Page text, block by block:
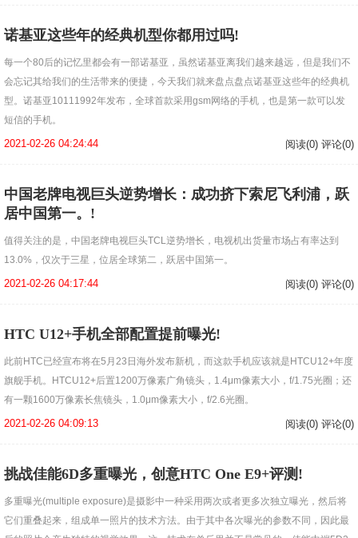
诺基亚这些年的经典机型你都用过吗!
每一个80后的记忆里都会有一部诺基亚，虽然诺基亚离我们越来越远，但是我们不
会忘记其给我们的生活带来的便捷，今天我们就来盘点盘点诺基亚这些年的经典机
型。诺基亚10111992年发布，全球首款采用gsm网络的手机，也是第一款可以发
短信的手机。
2021-02-26 04:24:44 阅读(0) 评论(0)
中国老牌电视巨头逆势增长：成功挤下索尼飞利浦，跃
居中国第一。!
值得关注的是，中国老牌电视巨头TCL逆势增长，电视机出货量市场占有率达到
13.0%，仅次于三星，位居全球第二，跃居中国第一。
2021-02-26 04:17:44 阅读(0) 评论(0)
HTC U12+手机全部配置提前曝光!
此前HTC已经宣布将在5月23日海外发布新机，而这款手机应该就是HTCU12+年度
旗舰手机。HTCU12+后置1200万像素广角镜头，1.4μm像素大小，f/1.75光圈；还
有一颗1600万像素长焦镜头，1.0μm像素大小，f/2.6光圈。
2021-02-26 04:09:13 阅读(0) 评论(0)
挑战佳能6D多重曝光，创意HTC One E9+评测!
多重曝光(multiple exposure)是摄影中一种采用两次或者更多次独立曝光，然后将
它们重叠起来，组成单一照片的技术方法。由于其中各次曝光的参数不同，因此最